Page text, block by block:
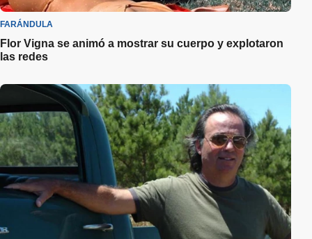
FARÁNDULA
Flor Vigna se animó a mostrar su cuerpo y explotaron
las redes